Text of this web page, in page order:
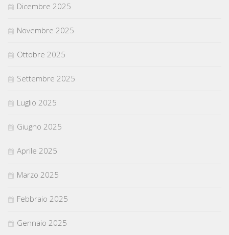
Dicembre 2025
Novembre 2025
Ottobre 2025
Settembre 2025
Luglio 2025
Giugno 2025
Aprile 2025
Marzo 2025
Febbraio 2025
Gennaio 2025